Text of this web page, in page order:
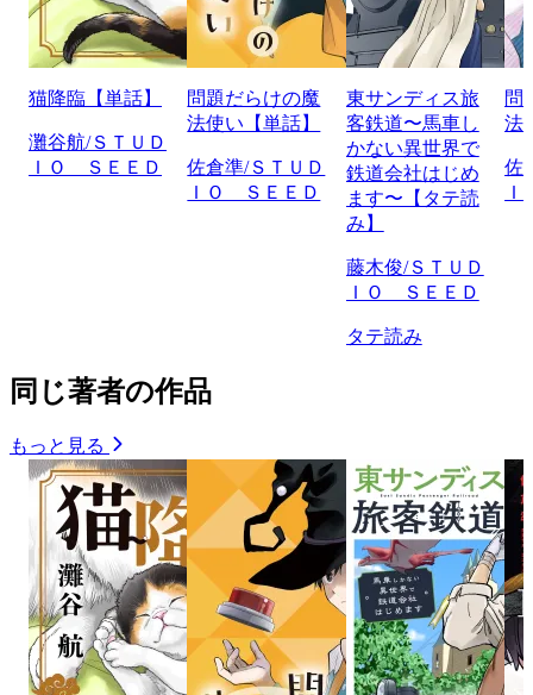
猫降臨【単話】
灘谷航/ＳＴＵＤ
ＩＯ ＳＥＥＤ
問題だらけの魔
法使い【単話】
佐倉準/ＳＴＵＤ
ＩＯ ＳＥＥＤ
東サンディス旅
客鉄道〜馬車し
かない異世界で
鉄道会社はじめ
ます〜【タテ読
み】
藤木俊/ＳＴＵＤ
ＩＯ ＳＥＥＤ
タテ読み
問
法
佐
同じ著者の作品
もっと見る